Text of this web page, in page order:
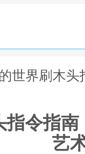
世界刷木
指令指
艺